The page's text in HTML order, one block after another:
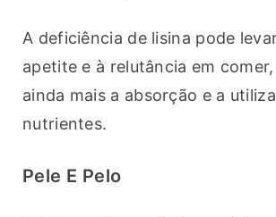
A deficiência de lisina pode
apetite e à relutância em
ainda mais a absorção e a
nutrientes.
Pele E Pelo